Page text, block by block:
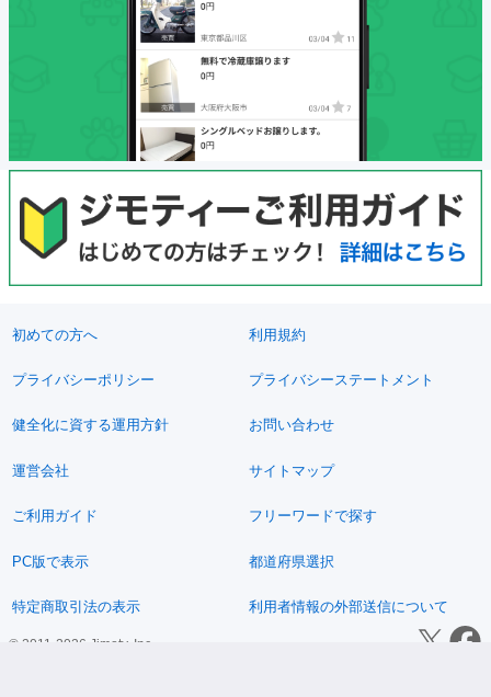
初めての方へ 利用規約
プライバシーポリシー プライバシーステートメント
健全化に資する運用方針 お問い合わせ
運営会社 サイトマップ
ご利用ガイド フリーワードで探す
PC版で表示 都道府県選択
特定商取引法の表示 利用者情報の外部送信について
© 2011-2026 Jimoty, Inc.